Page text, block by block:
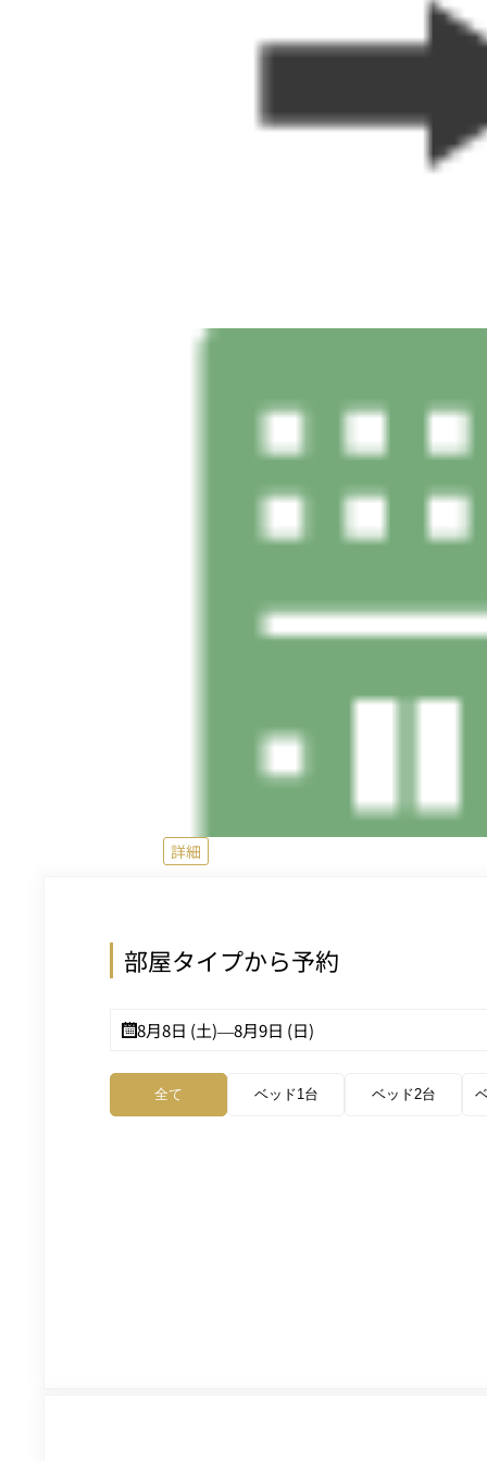
詳細
部屋タイプから予約
8月8日 (土)—8月9日 (日)
全て ベッド1台 ベッド2台